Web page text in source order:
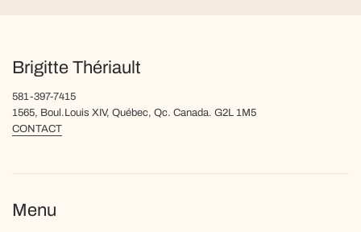
Brigitte Thériault
581-397-7415
1565, Boul.Louis XIV, Québec, Qc. Canada. G2L 1M5
CONTACT
Menu